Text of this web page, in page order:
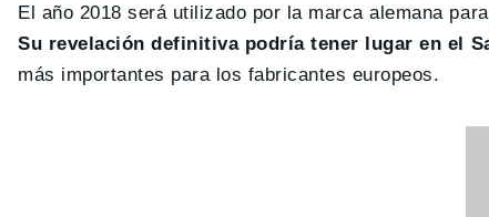
El año 2018 será utilizado por la marca alemana
Su revelación definitiva podría tener lugar en el
más importantes para los fabricantes europeos.